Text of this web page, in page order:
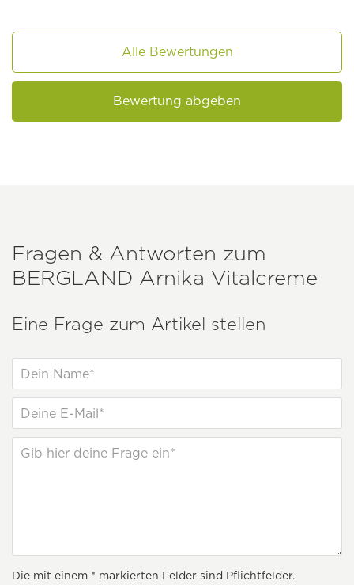
Alle Bewertungen
Bewertung abgeben
Fragen & Antworten zum
BERGLAND Arnika Vitalcreme
Eine Frage zum Artikel stellen
Die mit einem * markierten Felder sind Pflichtfelder.